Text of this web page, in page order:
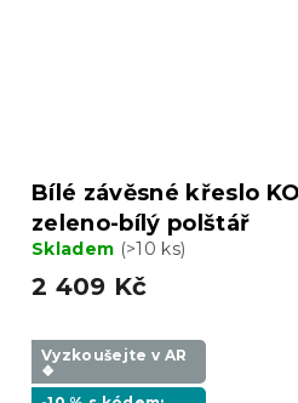
Bílé závěsné křeslo
zeleno-bílý polštář
Skladem (>10 ks)
2 409 Kč
Vyzkoušejte v AR
❖